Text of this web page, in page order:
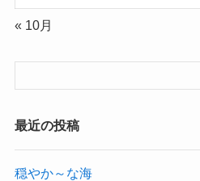
« 10月
最近の投稿
穏やか～な海